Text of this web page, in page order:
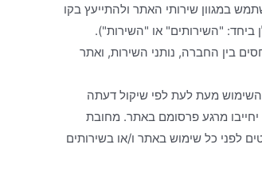
במגוון שירותי האתר ולהתייעץ בקו
"השירותים" או "השירות").
בין החברה, נותני השירות, ואתר
מעת לעת לפי שיקול דעתה
מרגע פרסומם באתר. מחובת
לפני כל שימוש באתר ו/או בשירותים